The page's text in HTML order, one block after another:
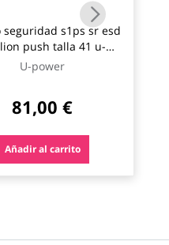
seguridad s1ps sr esd
push talla 41 u-
power
U-power
81,00 €
Añadir al carrito